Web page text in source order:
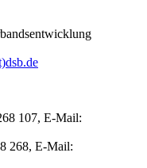
107, E-Mail:
268, E-Mail: